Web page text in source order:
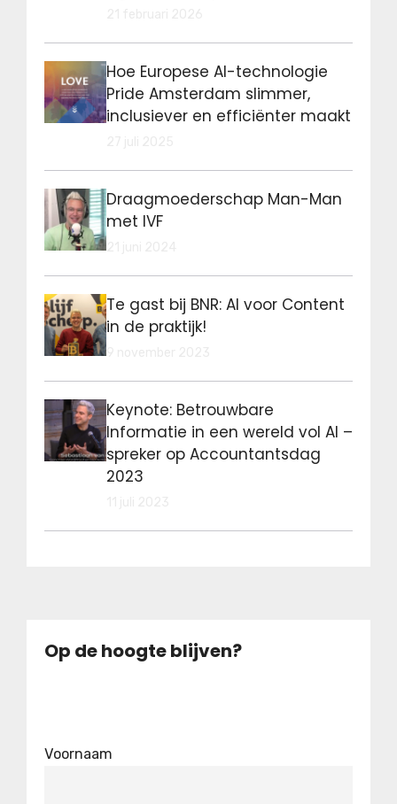
Hoe Europese AI-technologie
Pride Amsterdam slimmer,
inclusiever en efficiënter maakt
Draagmoederschap Man-Man
met IVF
Te gast bij BNR: AI voor Content
in de praktijk!
Keynote: Betrouwbare
Informatie in een wereld vol AI –
spreker op Accountantsdag
2023
Op de hoogte blijven?
Voornaam